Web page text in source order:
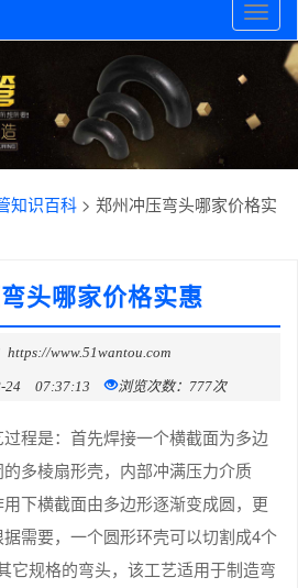
Toggle
知识百科 > 郑州冲压弯头哪家价格实
头哪家价格实惠
https://www.51wantou.com
24 07:37:13 浏览次数：777次
程是：首先焊接一个横截面为多边
多棱扇形壳，内部冲满压力介质
下横截面由多边形逐渐变成圆，更
需要，一个圆形环壳可以切割成4个
它规格的弯头，该工艺适用于制造弯